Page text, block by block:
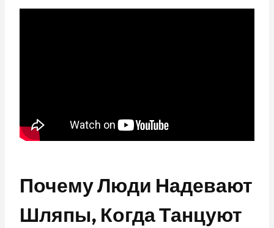
Почему Люди Надевают
Шляпы, Когда Танцуют